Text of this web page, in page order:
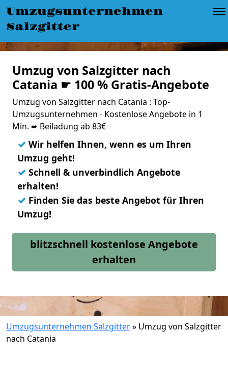
Umzugsunternehmen
Salzgitter
Umzug von Salzgitter nach
Catania ☛ 100 % Gratis-Angebote
Umzug von Salzgitter nach Catania : Top-
Umzugsunternehmen - Kostenlose Angebote in 1
Min. ➨ Beiladung ab 83€
✓ Wir helfen Ihnen, wenn es um Ihren
Umzug geht!
✓ Schnell & unverbindlich Angebote
erhalten!
✓ Finden Sie das beste Angebot für Ihren
Umzug!
blitzschnell kostenlose Angebote
erhalten
Umzugsunternehmen Salzgitter» Umzug von Salzgitter
nach Catania